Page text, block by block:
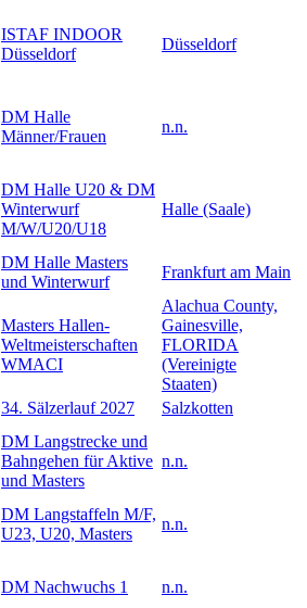
ISTAF INDOOR
Düsseldorf
Düsseldorf
DM Halle
Männer/Frauen
n.n.
DM Halle U20 & DM
Winterwurf
M/W/U20/U18
Halle (Saale)
DM Halle Masters
und Winterwurf
Frankfurt am Main
Masters Hallen-
Weltmeisterschaften
WMACI
Alachua County,
Gainesville,
FLORIDA
(Vereinigte
Staaten)
34. Sälzerlauf 2027 Salzkotten
DM Langstrecke und
Bahngehen für Aktive
und Masters
n.n.
DM Langstaffeln M/F,
U23, U20, Masters
n.n.
DM Nachwuchs 1 n.n.